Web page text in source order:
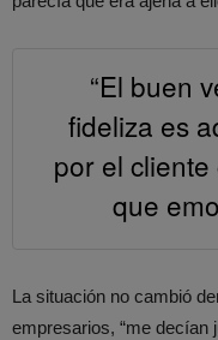
“El buen
fideliza es
por el
que
La situación no cambió
empresarios, “me decían